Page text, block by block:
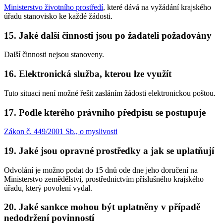
Ministerstvo životního prostředí, které dává na vyžádání krajského
úřadu stanovisko ke každé žádosti.
15. Jaké další činnosti jsou po žadateli požadovány
Další činnosti nejsou stanoveny.
16. Elektronická služba, kterou lze využít
Tuto situaci není možné řešit zasláním žádosti elektronickou poštou.
17. Podle kterého právního předpisu se postupuje
Zákon č. 449/2001 Sb., o myslivosti
19. Jaké jsou opravné prostředky a jak se uplatňují
Odvolání je možno podat do 15 dnů ode dne jeho doručení na
Ministerstvo zemědělství, prostřednictvím příslušného krajského
úřadu, který povolení vydal.
20. Jaké sankce mohou být uplatněny v případě
nedodržení povinností